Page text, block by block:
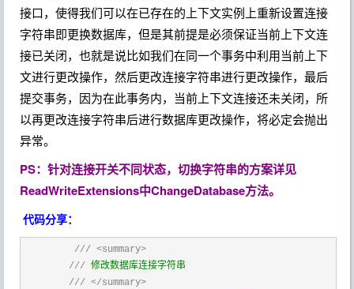
接口，使得我们可以在已存在的上下文实例上重新设置连接
字符串即更换数据库，但是其前提是必须保证当前上下文连
接已关闭，也就是说比如我们在同一个事务中利用当前上下
文进行更改操作，然后更改连接字符串进行更改操作，最后
提交事务，因为在此事务内，当前上下文连接还未关闭，所
以再更改连接字符串后进行数据库更改操作，将必定会抛出
异常。
PS：针对连接开关不同状态，切换字符串的方案详见
ReadWriteExtensions中ChangeDatabase方法。
代码分享：
/// <summary>
/// 修改数据库连接字符串
/// </summary>